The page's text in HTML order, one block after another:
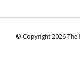
© Copyright 2026 The